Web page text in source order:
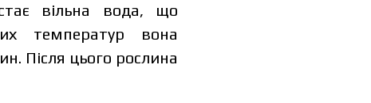
вільна вода, що
температур вона
Після цього рослина